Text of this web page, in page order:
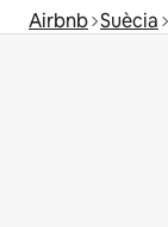
Airbnb Suècia